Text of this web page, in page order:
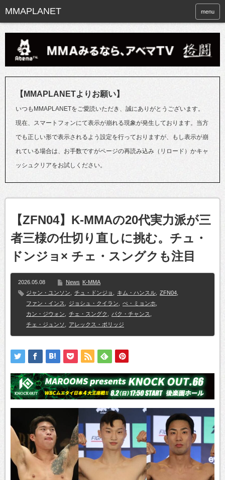
menu
【MMAPLANETよりお願い】
いつもMMAPLANETをご愛読いただき、誠にありがとうございます。
現在、スマートフォンにて表示が崩れる現象が発生しております。当方
でも正しい形で表示されるよう設定を行っておりますが、もし表示が崩
れている場合は、お手数ですがページの再読み込み（リロード）かキャ
ッシュクリアをお試しください。
【ZFN04】K-MMAの20代実力派が三
者三様の仕切り直しに挑む。チュ・
ドンジョ× チェ・スングクも注目
2026.05.08 News K-MMA
ジャン・ユンソン
チュ・ドンジョ キム・ハンスル ZFN04
ファン・インス
ジョシュ・クイラン ぺ・ミョンホ
カン・ジウォン
チェ・スングク パク・チャンス
チェ・ジュンソ
アレックス・ポリッジ